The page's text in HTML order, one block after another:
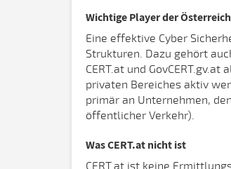
Wichtige Player der
Eine effektive Cyber
Strukturen. Dazu gehört
CERT.at und
privaten Bereiches aktiv
primär an Unternehmen,
öffentlicher Verkehr).
Was CERT.at nicht ist
CERT.at ist keine